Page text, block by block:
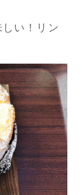
い！リン